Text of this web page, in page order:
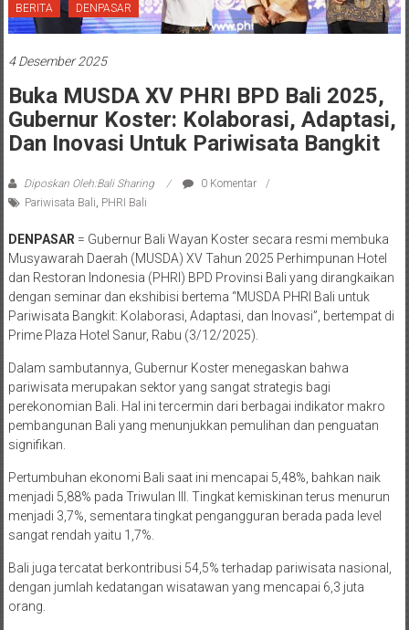
BERITA DENPASAR
4 Desember 2025
Buka MUSDA XV PHRI BPD Bali 2025,
Gubernur Koster: Kolaborasi, Adaptasi,
Dan Inovasi Untuk Pariwisata Bangkit
Diposkan Oleh:Bali Sharing
0 Komentar
Pariwisata Bali PHRI Bali
DENPASAR = Gubernur Bali Wayan Koster secara resmi membuka
Musyawarah Daerah (MUSDA) XV Tahun 2025 Perhimpunan Hotel
dan Restoran Indonesia (PHRI) BPD Provinsi Bali yang dirangkaikan
dengan seminar dan ekshibisi bertema “MUSDA PHRI Bali untuk
Pariwisata Bangkit: Kolaborasi, Adaptasi, dan Inovasi”, bertempat di
Prime Plaza Hotel Sanur, Rabu (3/12/2025).
Dalam sambutannya, Gubernur Koster menegaskan bahwa
pariwisata merupakan sektor yang sangat strategis bagi
perekonomian Bali. Hal ini tercermin dari berbagai indikator makro
pembangunan Bali yang menunjukkan pemulihan dan penguatan
signifikan.
Pertumbuhan ekonomi Bali saat ini mencapai 5,48%, bahkan naik
menjadi 5,88% pada Triwulan III. Tingkat kemiskinan terus menurun
menjadi 3,7%, sementara tingkat pengangguran berada pada level
sangat rendah yaitu 1,7%.
Bali juga tercatat berkontribusi 54,5% terhadap pariwisata nasional,
dengan jumlah kedatangan wisatawan yang mencapai 6,3 juta
orang.